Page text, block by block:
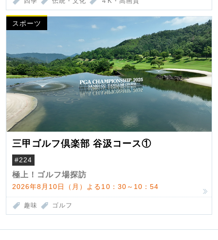
スポーツ
三甲ゴルフ倶楽部 谷汲コース①
#224
極上！ゴルフ場探訪
2026年8月10日（月）よる10：30～10：54
趣味 ゴルフ